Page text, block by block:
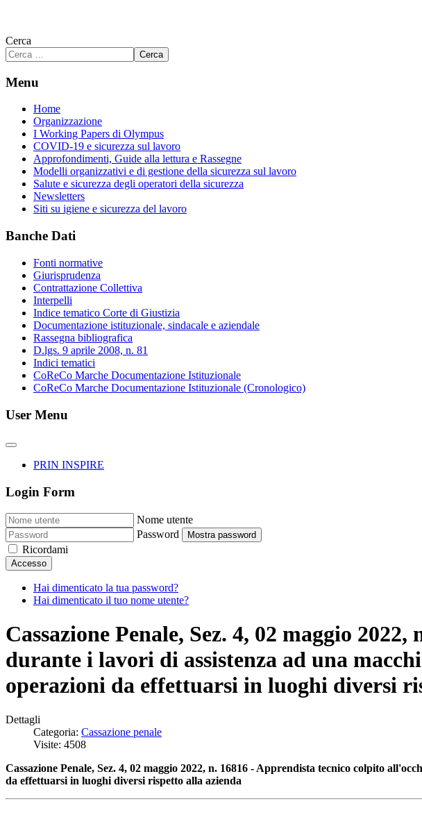
Cerca
Cerca
Menu
Home
Organizzazione
I Working Papers di Olympus
COVID-19 e sicurezza sul lavoro
Approfondimenti, Guide alla lettura e Rassegne
Modelli organizzativi e di gestione della sicurezza sul lavoro
Salute e sicurezza degli operatori della sicurezza
Newsletters
Siti su igiene e sicurezza del lavoro
Banche Dati
Fonti normative
Giurisprudenza
Contrattazione Collettiva
Interpelli
Indice tematico Corte di Giustizia
Documentazione istituzionale, sindacale e aziendale
Rassegna bibliografica
D.lgs. 9 aprile 2008, n. 81
Indici tematici
CoReCo Marche Documentazione Istituzionale
CoReCo Marche Documentazione Istituzionale (Cronologico)
User Menu
PRIN INSPIRE
Login Form
Nome utente
Password
Mostra password
Ricordami
Accesso
Hai dimenticato la tua password?
Hai dimenticato il tuo nome utente?
Cassazione Penale, Sez. 4, 02 maggio
durante i lavori di assistenza ad una
operazioni da effettuarsi in luoghi diversi
Dettagli
Categoria: Cassazione penale
Visite: 4508
Cassazione Penale, Sez. 4, 02 maggio 2022, n. 16816 - Apprendista tecnico colpito
da effettuarsi in luoghi diversi rispetto alla azienda